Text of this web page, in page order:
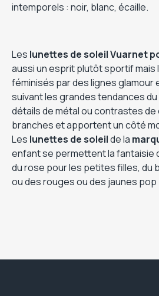
intemporels : noir, blanc, écaille.
Les lunettes de soleil Vuarnet
aussi un esprit plutôt sportif mais
féminisés par des lignes glamour
suivant les grandes tendances
détails de métal ou contrastes de
branches et apportent un côté
Les lunettes de soleilde la
enfant se permettent la fantaisie
du rose pour les petites filles, du
ou des rouges ou des jaunes